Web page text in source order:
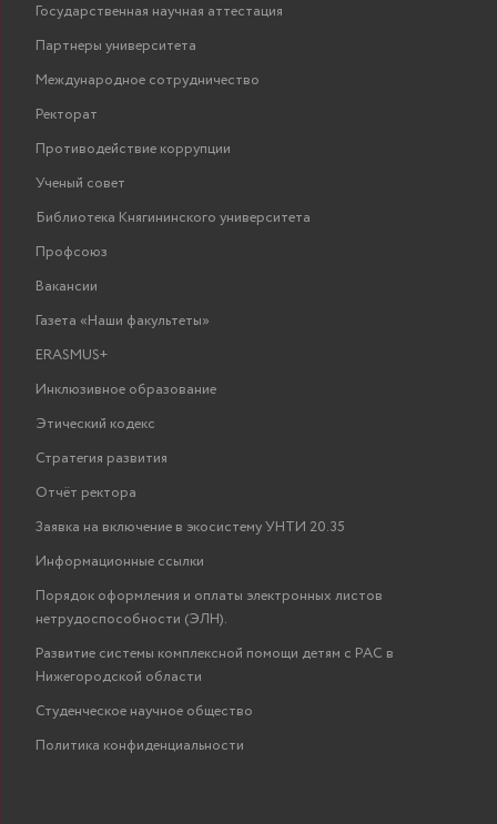
Государственная научная аттестация
Партнеры университета
Международное сотрудничество
Ректорат
Противодействие коррупции
Ученый совет
Библиотека Княгининского университета
Профсоюз
Вакансии
Газета «Наши факультеты»
ERASMUS+
Инклюзивное образование
Этический кодекс
Стратегия развития
Отчёт ректора
Заявка на включение в экосистему УНТИ 20.35
Информационные ссылки
Порядок оформления и оплаты электронных листов
нетрудоспособности (ЭЛН).
Развитие системы комплексной помощи детям с РАС в
Нижегородской области
Студенческое научное общество
Политика конфиденциальности